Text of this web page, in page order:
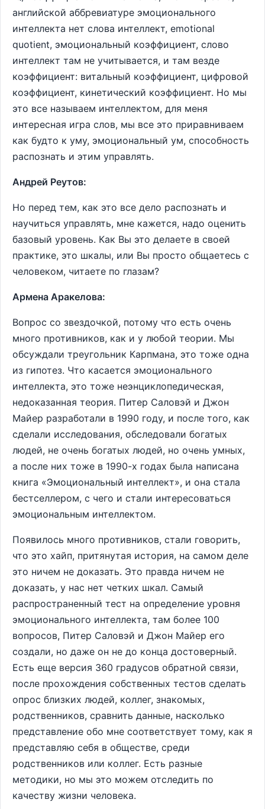
английской аббревиатуре эмоционального
интеллекта нет слова интеллект, emotional
quotient, эмоциональный коэффициент, слово
интеллект там не учитывается, и там везде
коэффициент: витальный коэффициент, цифровой
коэффициент, кинетический коэффициент. Но мы
это все называем интеллектом, для меня
интересная игра слов, мы все это приравниваем
как будто к уму, эмоциональный ум, способность
распознать и этим управлять.
Андрей Реутов:
Но перед тем, как это все дело распознать и
научиться управлять, мне кажется, надо оценить
базовый уровень. Как Вы это делаете в своей
практике, это шкалы, или Вы просто общаетесь с
человеком, читаете по глазам?
Армена Аракелова:
Вопрос со звездочкой, потому что есть очень
много противников, как и у любой теории. Мы
обсуждали треугольник Карпмана, это тоже одна
из гипотез. Что касается эмоционального
интеллекта, это тоже неэнциклопедическая,
недоказанная теория. Питер Саловэй и Джон
Майер разработали в 1990 году, и после того, как
сделали исследования, обследовали богатых
людей, не очень богатых людей, но очень умных,
а после них тоже в 1990-х годах была написана
книга «Эмоциональный интеллект», и она стала
бестселлером, с чего и стали интересоваться
эмоциональным интеллектом.
Появилось много противников, стали говорить,
что это хайп, притянутая история, на самом деле
это ничем не доказать. Это правда ничем не
доказать, у нас нет четких шкал. Самый
распространенный тест на определение уровня
эмоционального интеллекта, там более 100
вопросов, Питер Саловэй и Джон Майер его
создали, но даже он не до конца достоверный.
Есть еще версия 360 градусов обратной связи,
после прохождения собственных тестов сделать
опрос близких людей, коллег, знакомых,
родственников, сравнить данные, насколько
представление обо мне соответствует тому, как я
представляю себя в обществе, среди
родственников или коллег. Есть разные
методики, но мы это можем отследить по
качеству жизни человека.